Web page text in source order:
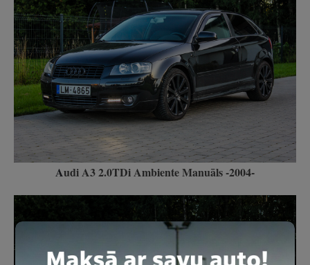
Audi A3 2.0TDi Ambiente Manuāls -2004-